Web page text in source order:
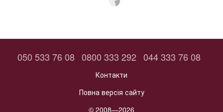
050 533 76 08 0800 333 292 044 333 76 08
Контакти
Повна версія сайту
© 2008—2026